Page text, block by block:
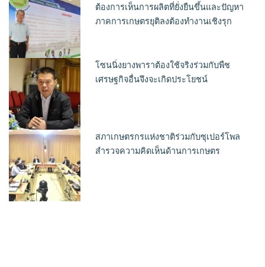
ต้องการเห็นการผลิตที่ยั่งยืนขึ้นและปัญหา
ภาคการเกษตรยุติลงต้องทำงานเชิงรุก
โซนนิ่งยางพาราต้องใช้จริงร่วมกับพืช
เศรษฐกิจอื่นจึงจะเกิดประโยชน์
สภาเกษตรกรแห่งชาติร่วมกับซุเปอร์โพล
สำรวจความคิดเห็นด้านการเกษตร